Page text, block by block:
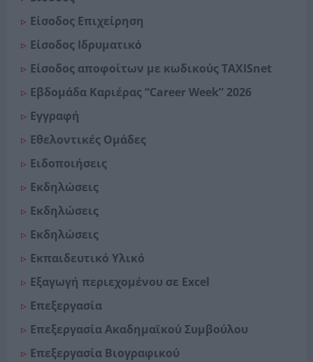
Είσοδος Επιχείρηση
Είσοδος Ιδρυματικό
Είσοδος αποφοίτων με κωδικούς TAXISnet
Εβδομάδα Καριέρας “Career Week” 2026
Εγγραφή
Εθελοντικές Ομάδες
Ειδοποιήσεις
Εκδηλώσεις
Εκδηλώσεις
Εκδηλώσεις
Εκπαιδευτικό Υλικό
Εξαγωγή περιεχομένου σε Excel
Επεξεργασία
Επεξεργασία Ακαδημαϊκού Συμβούλου
Επεξεργασία Βιογραφικού